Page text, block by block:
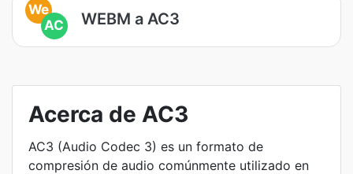
We
AC
WEBM a AC3
Acerca de AC3
AC3 (Audio Codec 3) es un formato de
compresión de audio comúnmente utilizado en